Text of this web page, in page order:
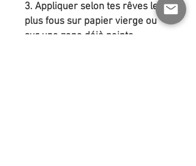
3. Appliquer selon tes rêves les
plus fous sur papier vierge ou
sur une zone déjà peinte.